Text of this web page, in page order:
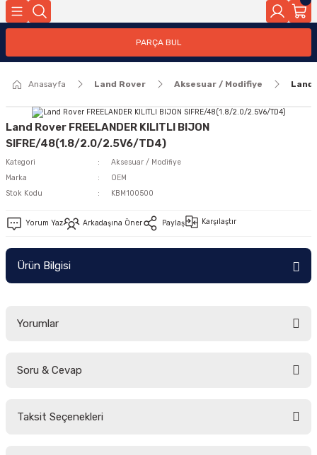
PARÇA BUL
Anasayfa Land Rover Aksesuar / Modifiye Land
Land Rover FREELANDER KILITLI BIJON
SIFRE/48(1.8/2.0/2.5V6/TD4)
Kategori
Aksesuar / Modifiye
Marka
OEM
Stok Kodu
KBM100500
Yorum Yaz Arkadaşına Öner Paylaş Karşılaştır
Ürün Bilgisi
Yorumlar
Soru & Cevap
Taksit Seçenekleri